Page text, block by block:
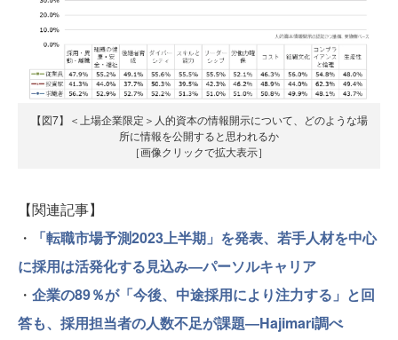
【図7】＜上場企業限定＞人的資本の情報開示について、どのような場
所に情報を公開すると思われるか
［画像クリックで拡大表示］
【関連記事】
・
「転職市場予測2023上半期」を発表、若手人材を中心
に採用は活発化する見込み―パーソルキャリア
・ 企業の89％が「今後、中途採用により注力する」と回
答も、採用担当者の人数不足が課題―Hajimari調べ